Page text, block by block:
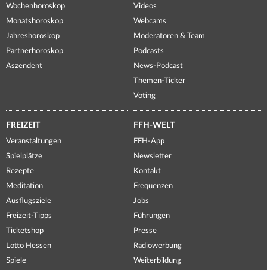
Wochenhoroskop
Monatshoroskop
Jahreshoroskop
Partnerhoroskop
Aszendent
Videos
Webcams
Moderatoren & Team
Podcasts
News-Podcast
Themen-Ticker
Voting
FREIZEIT
Veranstaltungen
Spielplätze
Rezepte
Meditation
Ausflugsziele
Freizeit-Tipps
Ticketshop
Lotto Hessen
Spiele
FFH-WELT
FFH-App
Newsletter
Kontakt
Frequenzen
Jobs
Führungen
Presse
Radiowerbung
Weiterbildung